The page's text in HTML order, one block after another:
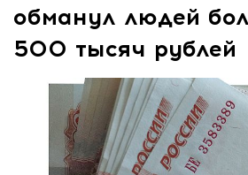
обманул людей
500 тысяч рублей